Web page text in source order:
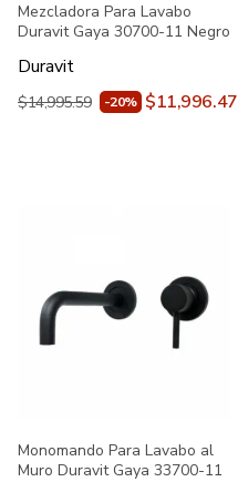
Mezcladora Para Lavabo
Duravit Gaya 30700-11 Negro
Duravit
$14,995.59 -20% $11,996.47
Monomando Para Lavabo al
Muro Duravit Gaya 33700-11